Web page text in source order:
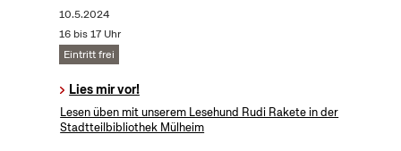
10.5.2024
16 bis 17 Uhr
Eintritt frei
Lies mir vor!
Lesen üben mit unserem Lesehund Rudi Rakete in der
Stadtteilbibliothek Mülheim